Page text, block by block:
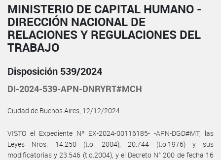
MINISTERIO DE CAPITAL HUMANO -
DIRECCIÓN NACIONAL DE
RELACIONES Y REGULACIONES DEL
TRABAJO
Disposición 539/2024
DI-2024-539-APN-DNRYRT#MCH
Ciudad de Buenos Aires, 12/12/2024
VISTO el Expediente Nº EX-2024-00116185- -APN-DGD#MT, las
Leyes Nros. 14.250 (t.o. 2004), 20.744 (t.o.1976) y sus
modificatorias y 23.546 (t.o.2004), y el Decreto N° 200 de fecha 16